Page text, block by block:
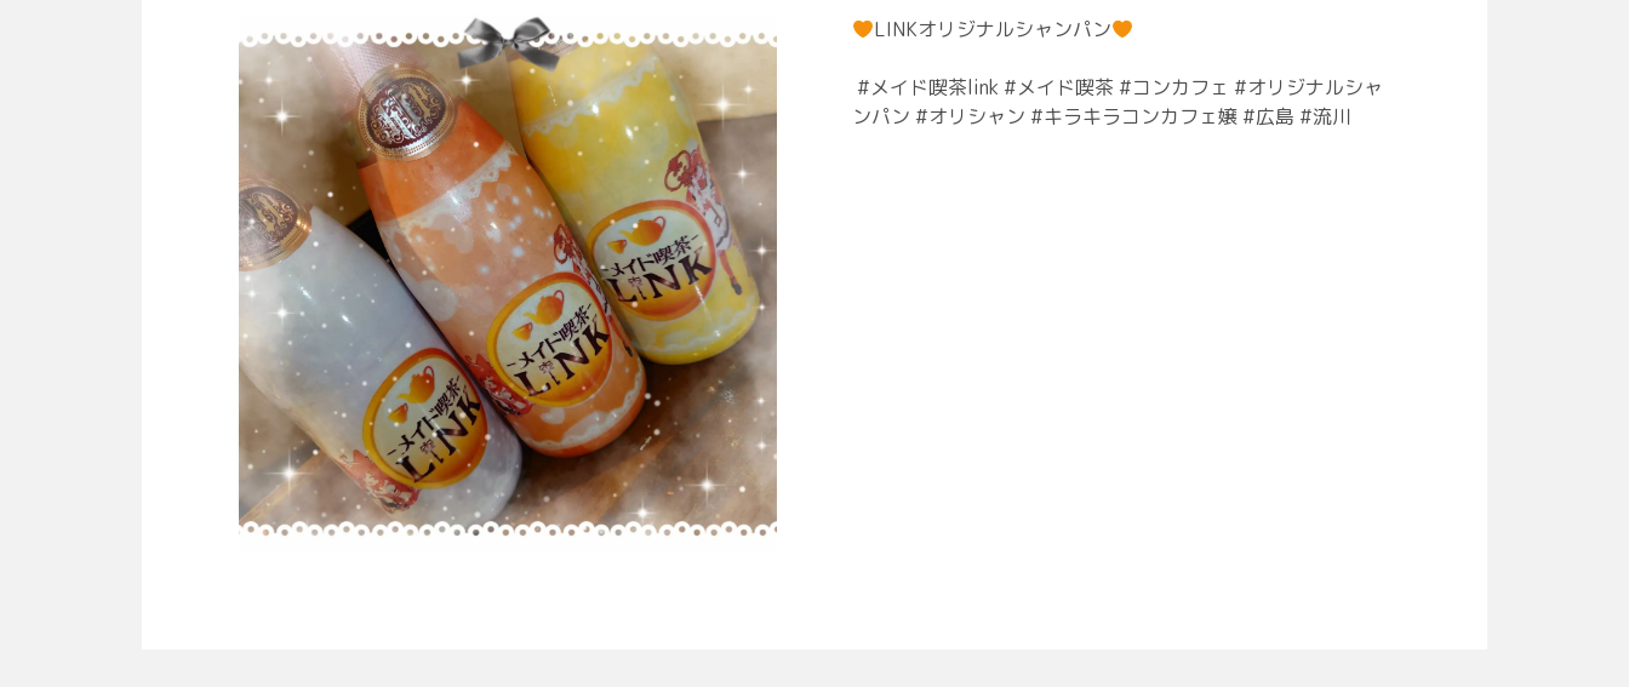
LINKオリジナルシャンパン
⁡ #メイド喫茶link #メイド喫茶 #コンカフェ #オリジナルシャ
ンパン #オリシャン #キラキラコンカフェ嬢 #広島 #流川